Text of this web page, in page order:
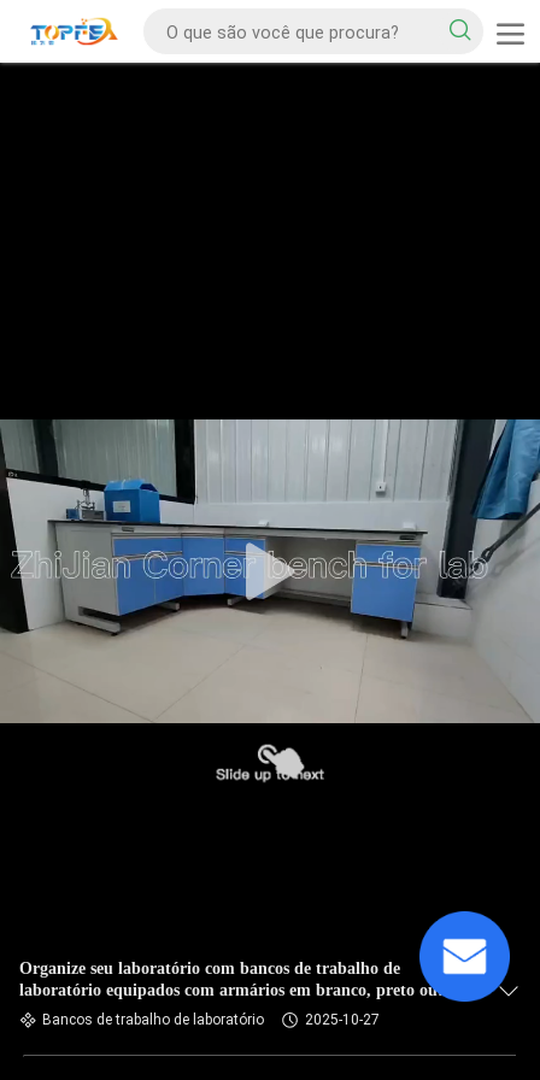
Organize seu laboratório com bancos de trabalho de
laboratório equipados com armários em branco, preto ou
cinzaBancos de trabalho de laboratório 2025-10-27